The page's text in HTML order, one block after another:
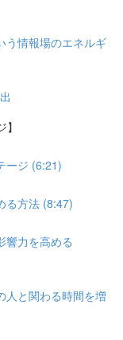
情報場のエネルギ
ージ (6:21)
る方法 (8:47)
力を高める
と関わる時間を増